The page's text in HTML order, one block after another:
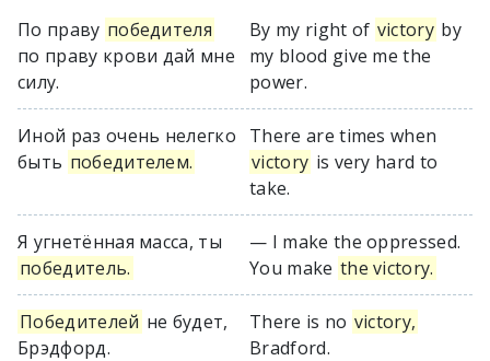
По праву победителя
по праву крови дай мне
силу.
By my right of victory by
my blood give me the
power.
Иной раз очень нелегко
быть победителем.
There are times when
victory is very hard to
take.
Я угнетённая масса, ты
победитель.
— I make the oppressed.
You make the victory.
Победителей не будет,
Брэдфорд.
There is no victory,
Bradford.